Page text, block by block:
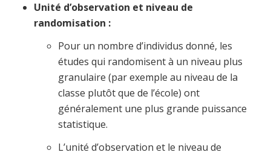
Unité d’observation et niveau de
randomisation :
Pour un nombre d’individus donné, les
études qui randomisent à un niveau plus
granulaire (par exemple au niveau de la
classe plutôt que de l’école) ont
généralement une plus grande puissance
statistique.
L’unité d’observation et le niveau de